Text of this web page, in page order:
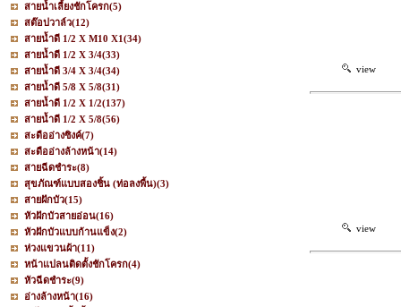
สายน้ำเลี้ยงชักโครก(5)
สต๊อปวาล์ว(12)
สายน้ำดี 1/2 X M10 X1(34)
สายน้ำดี 1/2 X 3/4(33)
สายน้ำดี 3/4 X 3/4(34)
สายน้ำดี 5/8 X 5/8(31)
สายน้ำดี 1/2 X 1/2(137)
สายน้ำดี 1/2 X 5/8(56)
สะดืออ่างซิงค์(7)
สะดืออ่างล้างหน้า(14)
สายฉีดชำระ(8)
สุขภัณฑ์แบบสองชิ้น (ท่อลงพื้น)(3)
สายฝักบัว(15)
หัวฝักบัวสายอ่อน(16)
หัวฝักบัวแบบก้านแข็ง(2)
ห่วงแขวนผ้า(11)
หน้าแปลนติดตั้งชักโครก(4)
หัวฉีดชำระ(9)
อ่างล้างหน้า(16)
view
view